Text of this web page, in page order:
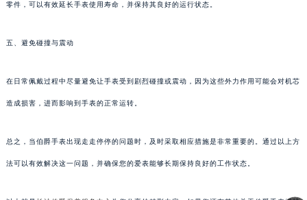
零件，可以有效延长手表使用寿命，并保持其良好的运行状态。
五、避免碰撞与震动
在日常佩戴过程中尽量避免让手表受到剧烈碰撞或震动，因为这些外力作用可能会对机芯
造成损害，进而影响到手表的正常运转。
总之，当伯爵手表出现走走停停的问题时，及时采取相应措施是非常重要的。通过以上方
法可以有效解决这一问题，并确保您的爱表能够长期保持良好的工作状态。